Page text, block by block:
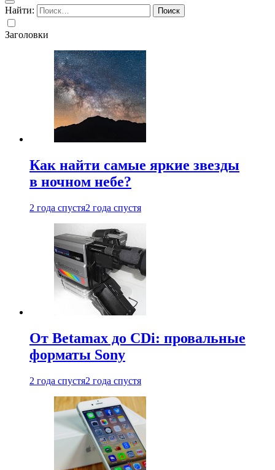
Найти:
Заголовки
Как найти самые яркие звезды
в ночном небе?
2 года спустя2 года спустя
От Betamax до CDi: провальные
форматы Sony
2 года спустя2 года спустя